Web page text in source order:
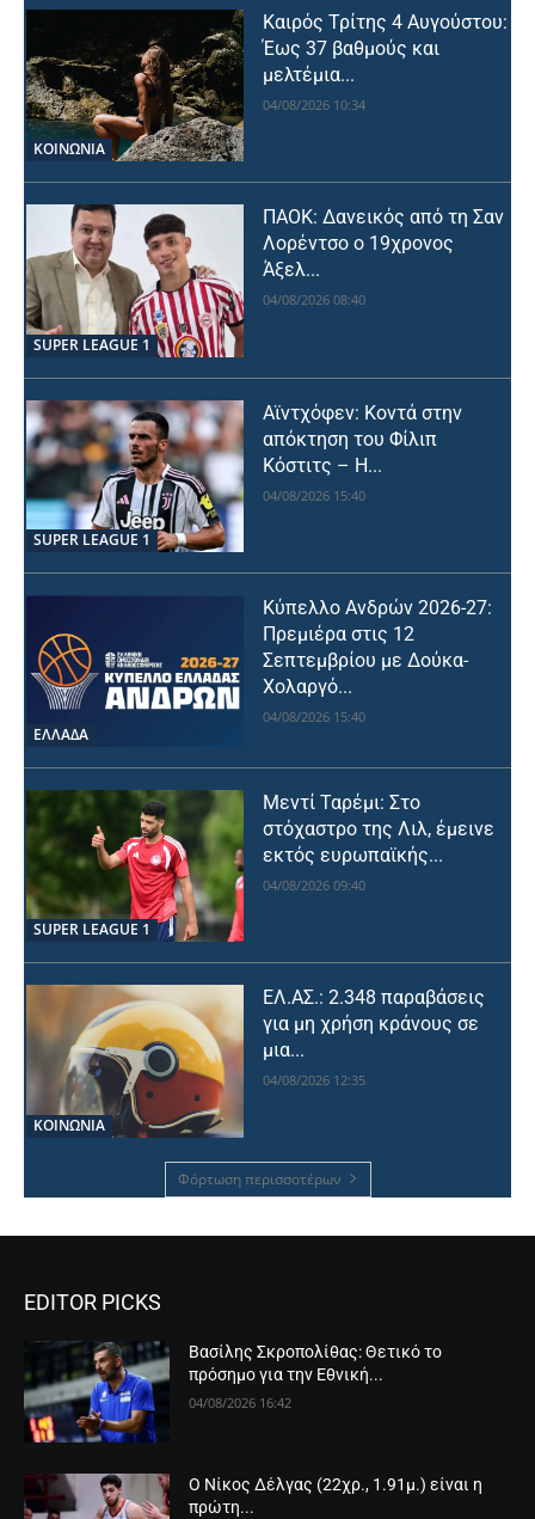
ΚΟΙΝΩΝΙΑ
Καιρός Τρίτης 4 Αυγούστου:
Έως 37 βαθμούς και
μελτέμια...
04/08/2026 10:34
SUPER LEAGUE 1
ΠΑΟΚ: Δανεικός από τη Σαν
Λορέντσο ο 19χρονος
Άξελ...
04/08/2026 08:40
SUPER LEAGUE 1
Αϊντχόφεν: Κοντά στην
απόκτηση του Φίλιπ
Κόστιτς – Η...
04/08/2026 15:40
ΕΛΛΑΔΑ
Κύπελλο Ανδρών 2026-27:
Πρεμιέρα στις 12
Σεπτεμβρίου με Δούκα-
Χολαργό...
04/08/2026 15:40
SUPER LEAGUE 1
Μεντί Ταρέμι: Στο
στόχαστρο της Λιλ, έμεινε
εκτός ευρωπαϊκής...
04/08/2026 09:40
ΚΟΙΝΩΝΙΑ
ΕΛ.ΑΣ.: 2.348 παραβάσεις
για μη χρήση κράνους σε
μια...
04/08/2026 12:35
Φόρτωση περισσοτέρων
EDITOR PICKS
Βασίλης Σκροπολίθας: Θετικό το
πρόσημο για την Εθνική...
04/08/2026 16:42
Ο Νίκος Δέλγας (22χρ., 1.91μ.) είναι η
πρώτη...